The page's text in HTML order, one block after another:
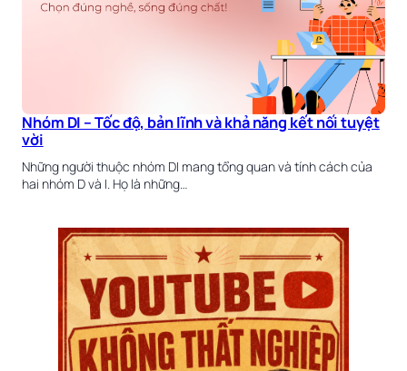
Nhóm DI – Tốc độ, bản lĩnh và khả năng kết nối tuyệt
vời
Những người thuộc nhóm DI mang tổng quan và tính cách của
hai nhóm D và I. Họ là những…